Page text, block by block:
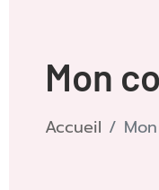
Mon
Accueil